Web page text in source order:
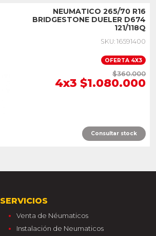
NEUMATICO 265/70 R16
BRIDGESTONE DUELER D674
121/118Q
SKU: 16591400
OFERTA 4X3
$360.000
4x3 $1.080.000
Consultar stock
SERVICIOS
Venta de Néumaticos
Instalación de Neumaticos